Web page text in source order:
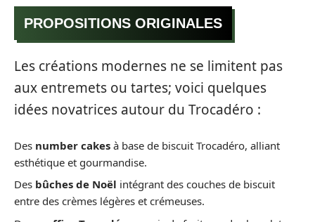
PROPOSITIONS ORIGINALES
Les créations modernes ne se limitent pas
aux entremets ou tartes; voici quelques
idées novatrices autour du Trocadéro :
Des number cakes à base de biscuit Trocadéro, alliant
esthétique et gourmandise.
Des bûches de Noël intégrant des couches de biscuit
entre des crèmes légères et crémeuses.